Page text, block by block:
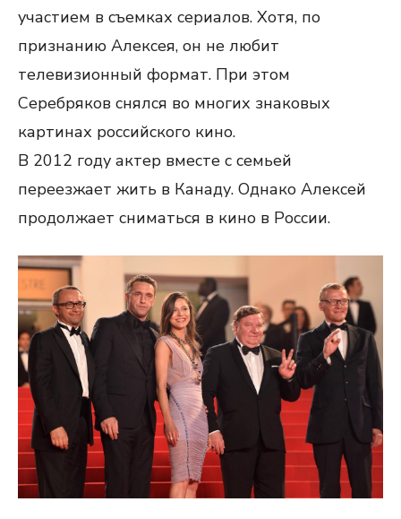
участием в съемках сериалов. Хотя, по
признанию Алексея, он не любит
телевизионный формат. При этом
Серебряков снялся во многих знаковых
картинах российского кино.
В 2012 году актер вместе с семьей
переезжает жить в Канаду. Однако Алексей
продолжает сниматься в кино в России.